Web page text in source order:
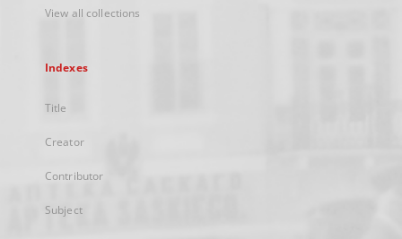
View all collections
Indexes
Title
Creator
Contributor
Subject